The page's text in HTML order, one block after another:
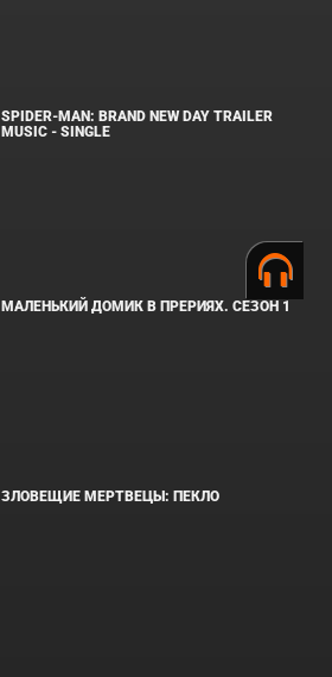
SPIDER-MAN: BRAND NEW DAY TRAILER
MUSIC - SINGLE
МАЛЕНЬКИЙ ДОМИК В ПРЕРИЯХ. СЕЗОН 1
ЗЛОВЕЩИЕ МЕРТВЕЦЫ: ПЕКЛО